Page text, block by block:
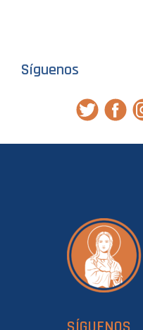
Síguenos